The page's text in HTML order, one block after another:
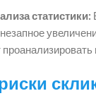
статистики: